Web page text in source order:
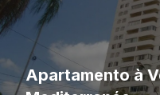
Apartamento à